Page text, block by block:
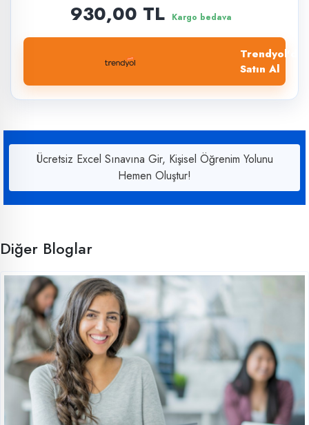
930,00 TL Kargo bedava
Trendyol'dan
Satın Al
Ücretsiz Excel Sınavına Gir, Kişisel Öğrenim Yolunu
Hemen Oluştur!
Diğer Bloglar